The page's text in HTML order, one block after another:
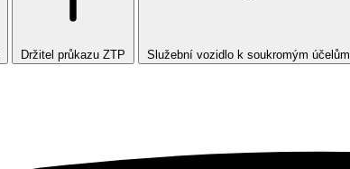
Držitel průkazu ZTP Služební vozidlo k soukromým účelům